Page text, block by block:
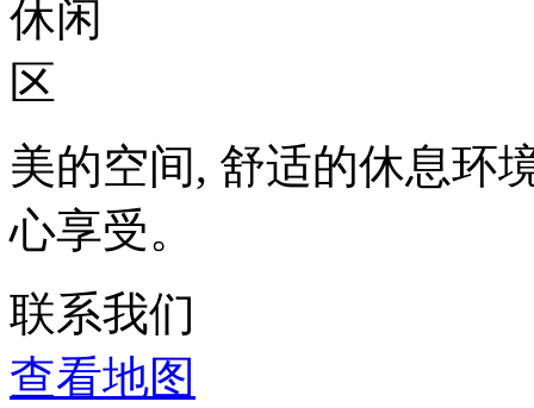
美的空间, 舒适的休息环
心享受。
联系我们
查看地图